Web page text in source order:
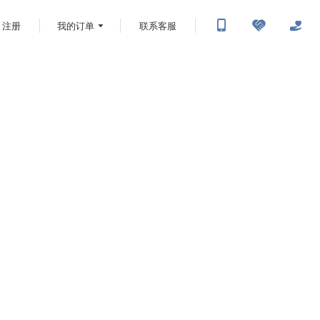
注册 我的订单 联系客服